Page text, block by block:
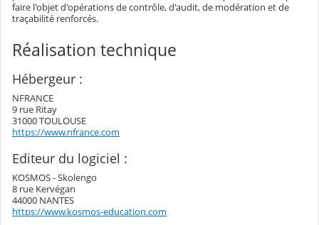
faire l'objet d'opérations de contrôle, d'audit, de modération et de
traçabilité renforcés.
Réalisation technique
Hébergeur :
NFRANCE
9 rue Ritay
31000 TOULOUSE
https://www.nfrance.com
Editeur du logiciel :
KOSMOS - Skolengo
8 rue Kervégan
44000 NANTES
https://www.kosmos-education.com